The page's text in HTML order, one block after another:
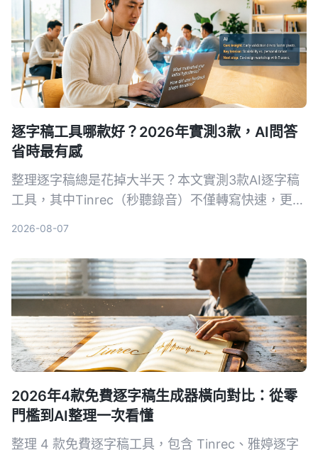
逐字稿工具哪款好？2026年實測3款，AI問答
省時最有感
整理逐字稿總是花掉大半天？本文實測3款AI逐字稿
工具，其中Tinrec（秒聽錄音）不僅轉寫快速，更能
2026-08-07
2026年4款免費逐字稿生成器橫向對比：從零
門檻到AI整理一次看懂
整理 4 款免費逐字稿工具，包含 Tinrec、雅婷逐字